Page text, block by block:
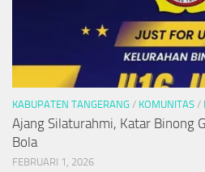
KABUPATEN TANGERANG / KOMUNITAS /
Ajang Silaturahmi, Katar Binong
Bola
FEBRUARI 1, 2026